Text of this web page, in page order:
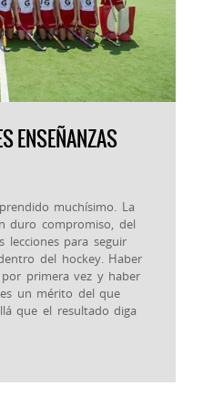
ENSEÑANZAS
muchísimo. La
duro compromiso, del
lecciones para seguir
del hockey. Haber
primera vez y haber
un mérito del que
que el resultado diga